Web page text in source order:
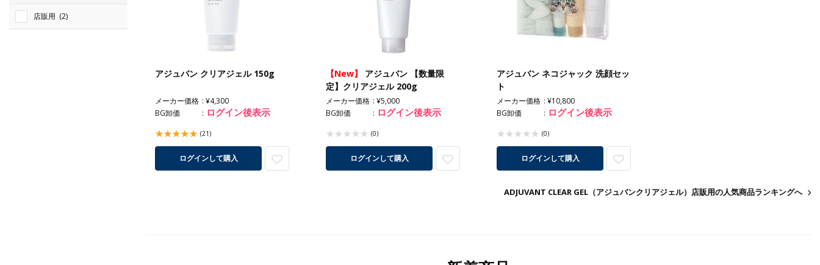
店販用 (2)
アジュバン クリアジェル 150g
メーカー価格
¥4,300
BG卸価
ログイン後表示
(21)
ログインして購入
【New】
アジュバン 【数量限
定】クリアジェル 200g
メーカー価格
¥5,000
BG卸価
ログイン後表示
(0)
ログインして購入
アジュバン ネコジャック 洗顔セッ
ト
メーカー価格
¥10,800
BG卸価
ログイン後表示
(0)
ログインして購入
ADJUVANT CLEAR GEL（アジュバンクリアジェル）店販用の人気商品ランキングへ